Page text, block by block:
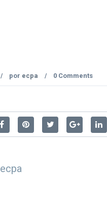
/ por ecpa / 0 Comments
ecpa